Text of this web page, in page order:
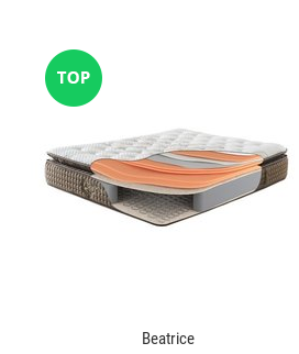
Beatrice